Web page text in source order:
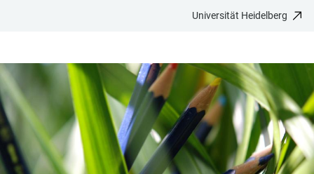
BARRIEREFREIHEIT
Universität Heidelberg